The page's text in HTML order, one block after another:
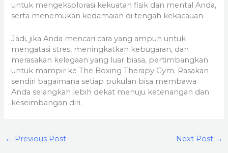
untuk mengeksplorasi kekuatan fisik dan mental Anda,
serta menemukan kedamaian di tengah kekacauan.
Jadi, jika Anda mencari cara yang ampuh untuk
mengatasi stres, meningkatkan kebugaran, dan
merasakan kelegaan yang luar biasa, pertimbangkan
untuk mampir ke The Boxing Therapy Gym. Rasakan
sendiri bagaimana setiap pukulan bisa membawa
Anda selangkah lebih dekat menuju ketenangan dan
keseimbangan diri.
← Previous Post Next Post →